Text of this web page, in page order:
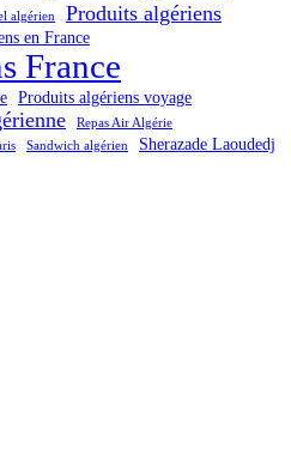
algérien Produits algériens
en France
France
Produits algériens voyage
Repas Air Algérie
Sandwich algérien Sherazade Laoudedj